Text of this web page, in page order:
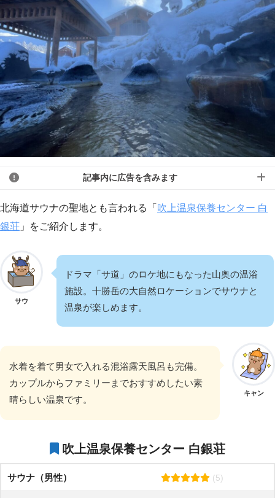
記事内に広告を含みます
北海道サウナの聖地とも言われる「 吹上温泉保養センター 白
銀荘 」をご紹介します。
サウ
ドラマ「サ道」のロケ地にもなった山奥の温浴
施設。十勝岳の大自然ロケーションでサウナと
温泉が楽しめます。
キャン
水着を着て男女で入れる混浴露天風呂も完備。
カップルからファミリーまでおすすめしたい素
晴らしい温泉です。
吹上温泉保養センター 白銀荘
サウナ（男性） (5)